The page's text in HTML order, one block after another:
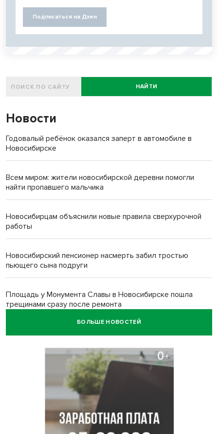
Подписаться на Дзен
НАЙТИ
Новости
Годовалый ребёнок оказался заперт в автомобиле в
Новосибирске
Всем миром: жители новосибирской деревни помогли
найти пропавшего мальчика
Новосибирцам объяснили новые правила сверхурочной
работы
Новосибирский пенсионер насмерть забил тростью
пьющего сына подруги
Площадь у Монумента Славы в Новосибирске пошла
трещинами сразу после ремонта
БОЛЬШЕ НОВОСТЕЙ